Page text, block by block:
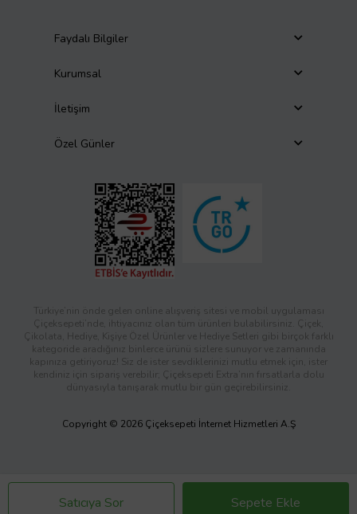
Satıcıya Sor Sepete Ekle
Faydalı Bilgiler
Kurumsal
İletişim
Özel Günler
Türkiye’nin önde gelen online alışveriş sitesi ve mobil uygulaması
Çiçeksepeti’nde, ihtiyacınız olan tüm ürünleri bulabilirsiniz. Çiçek,
Çikolata, Hediye, Kişiye Özel Ürünler ve Hediye Setleri gibi birçok farklı
kategoride aradığınız binlerce ürünü sizlere sunuyor ve zamanında
kapınıza getiriyoruz! Siz de ister sevdiklerinizi mutlu etmek için, ister
kendiniz için sipariş verebilir; Çiçeksepeti Extra’nın fırsatlarla dolu
dünyasıyla tanışarak mutlu bir gün geçirebilirsiniz.
Copyright © 2026 Çiçeksepeti İnternet Hizmetleri A.Ş